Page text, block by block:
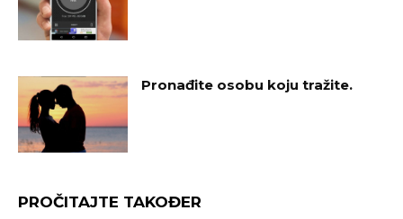
Pronađite osobu koju tražite.
PROČITAJTE TAKOĐER